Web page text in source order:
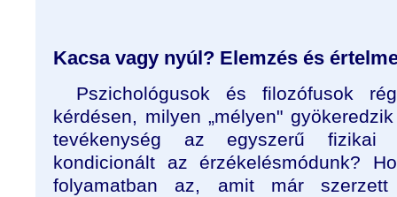
Kacsa vagy nyúl? Elemzés és
Pszichológusok és filozófusok
kérdésen, milyen „mélyen"
tevékenység az egyszerű fizikai
kondicionált az érzékelésmódunk?
folyamatban az, amit már szerzett